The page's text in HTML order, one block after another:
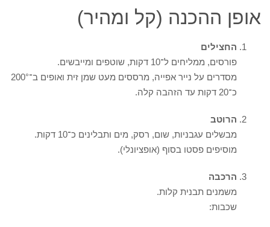
אופן ההכנה (קל ומהיר)
החצילים
פורסים, ממליחים ל־10 דקות, שוטפים ומייבשים.
מסדרים על נייר אפייה, מרססים מעט שמן זית ואופים ב־200°
כ־20 דקות עד הזהבה קלה.
הרוטב
מבשלים עגבניות, שום, רסק, מים ותבלינים כ־10 דקות.
מוסיפים פסטו בסוף (אופציונלי).
הרכבה
משמנים תבנית קלות.
שכבות: